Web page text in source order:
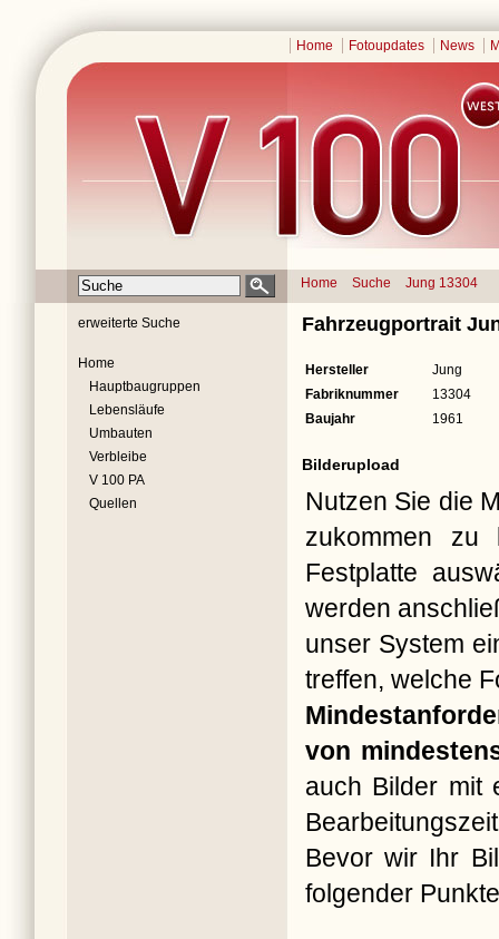
Home Fotoupdates News
Home Suche Jung 13304
erweiterte Suche
Home
Hauptbaugruppen
Lebensläufe
Umbauten
Verbleibe
V 100 PA
Quellen
Fahrzeugportrait
Hersteller
Jung
Fabriknummer
13304
Baujahr
1961
Bilderupload
Nutzen Sie die
zukommen zu
Festplatte
werden
unser System
treffen, welche
von
auch Bilder mit
Bevor wir Ihr
folgender